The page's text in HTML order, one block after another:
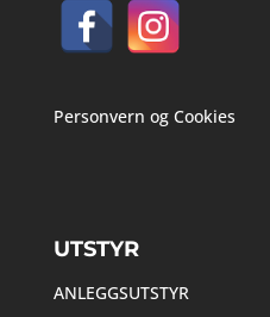
Personvern og Cookies
UTSTYR
ANLEGGSUTSTYR